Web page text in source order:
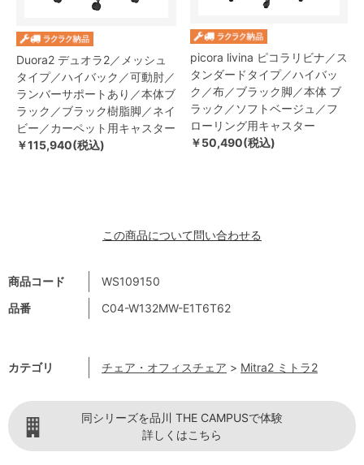
商品コード
WS109150
品番
C04-W132MW-E1T6T62
カテゴリ チェア・オフィスチェア > Mitra2 ミトラ2
Duora2 デュオラ2／メッシュ
タイプ／ハイバック／可動肘／
ランバーサポートあり／本体ブ
ラック／ブラック樹脂脚／ネイ
ビー／カーペット用キャスター
￥115,940(税込)
picora livina ピコラリビナ／ス
タンダードタイプ／ハイバッ
ク／布／ブラック脚／本体 ブ
ラック／ソフトベージュ／フ
ローリング用キャスター
￥50,490(税込)
この商品について問い合わせる
同シリーズを品川 THE CAMPUSで体験
詳しくはこちら